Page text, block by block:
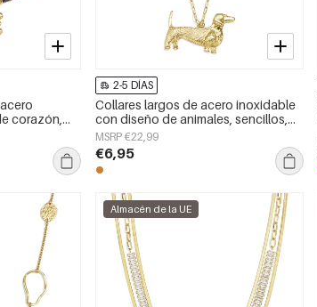
corazón,
Simple
2-5 DÍAS
Collares largos de acero inoxidable
con diseño de animales, sencillos,
de la serie Daily Simple, joyería para
mujer.
MSRP €22,99
€6,95
Almacén de la UE